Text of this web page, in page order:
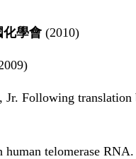
化學會 (2010)
Following translation
telomerase RNA.